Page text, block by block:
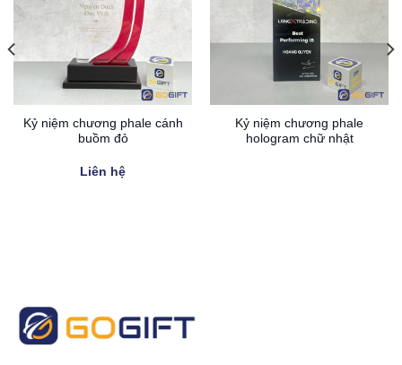
Kỷ niệm chương phale cánh
buồm đỏ
Liên hệ
Kỷ niệm chương phale
hologram chữ nhật